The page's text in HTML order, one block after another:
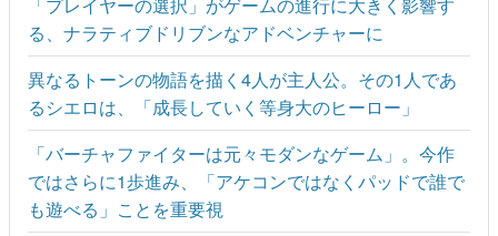
る、ナラティブドリブンなアドベンチャーに
異なるトーンの物語を描く4人が主人公。その1人であ
るシエロは、「成長していく等身大のヒーロー」
「バーチャファイターは元々モダンなゲーム」。今作
ではさらに1歩進み、「アケコンではなくパッドで誰で
も遊べる」ことを重要視